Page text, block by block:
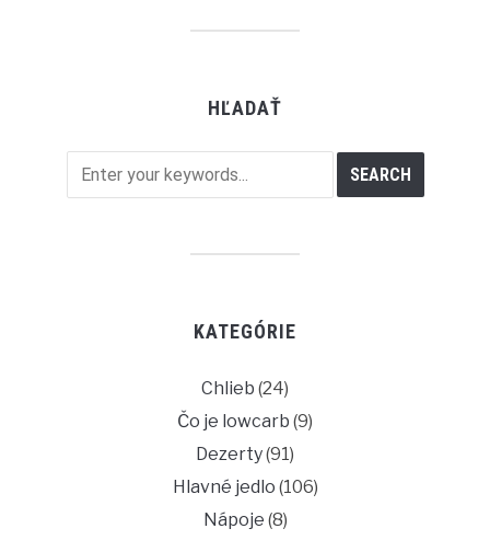
HĽADAŤ
KATEGÓRIE
Chlieb (24)
Čo je lowcarb (9)
Dezerty(91)
Hlavné jedlo (106)
Nápoje (8)